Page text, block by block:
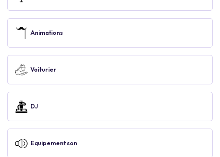
Animations
Voiturier
DJ
Equipement son